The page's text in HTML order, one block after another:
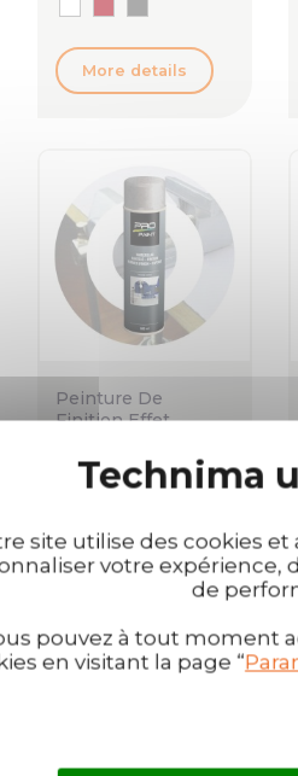
More details
Peinture De
Finition Effet
Affichage 1-7 de 7 article(s)
Technima
site utilise des cookies
votre expérience,
de
pouvez à tout moment
en visitant la page “